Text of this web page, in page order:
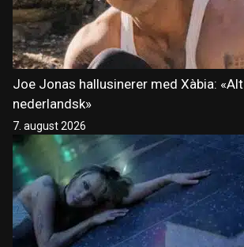
Joe Jonas hallusinerer med Xàbia:
nederlandsk»
7. august 2026